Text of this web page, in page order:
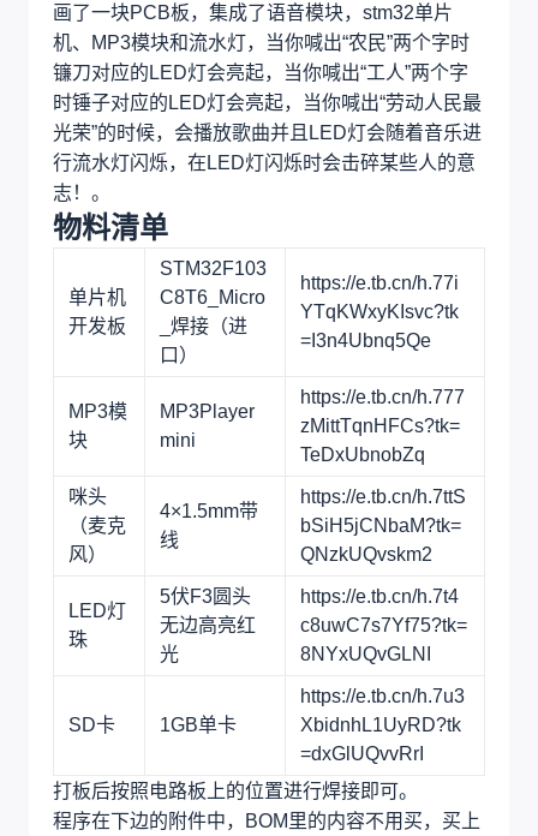
画了一块PCB板，集成了语音模块，stm32单片
机、MP3模块和流水灯，当你喊出“农民”两个字时
镰刀对应的LED灯会亮起，当你喊出“工人”两个字
时锤子对应的LED灯会亮起，当你喊出“劳动人民最
光荣”的时候，会播放歌曲并且LED灯会随着音乐进
行流水灯闪烁，在LED灯闪烁时会击碎某些人的意
志！。
物料清单
单片机
开发板
STM32F103
C8T6_Micro
_焊接（进
口）
https://e.tb.cn/h.77i
YTqKWxyKIsvc?tk
=I3n4Ubnq5Qe
MP3模
块
MP3Player
mini
https://e.tb.cn/h.777
zMittTqnHFCs?tk=
TeDxUbnobZq
咪头
（麦克
风）
4×1.5mm带
线
https://e.tb.cn/h.7ttS
bSiH5jCNbaM?tk=
QNzkUQvskm2
LED灯
珠
5伏F3圆头
无边高亮红
光
https://e.tb.cn/h.7t4
c8uwC7s7Yf75?tk=
8NYxUQvGLNI
SD卡 1GB单卡
https://e.tb.cn/h.7u3
XbidnhL1UyRD?tk
=dxGlUQvvRrI
打板后按照电路板上的位置进行焊接即可。
程序在下边的附件中，BOM里的内容不用买，买上